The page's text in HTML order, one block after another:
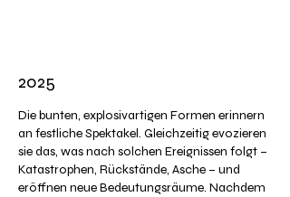
2025
Die bunten, explosivartigen Formen erinnern
an festliche Spektakel. Gleichzeitig evozieren
sie das, was nach solchen Ereignissen folgt –
Katastrophen, Rückstände, Asche – und
eröffnen neue Bedeutungsräume. Nachdem